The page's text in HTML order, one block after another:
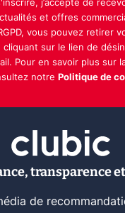
j’accepte de
et offres
vous pouvez retirer
cliquant sur le lien de
Pour en savoir plus sur
notre Politique de
transparence
de